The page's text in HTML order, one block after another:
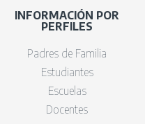
INFORMACIÓN POR
PERFILES
Padres de Familia
Estudiantes
Escuelas
Docentes